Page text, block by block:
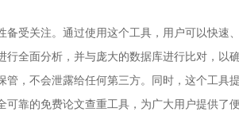
备受关注。通过使用这个工具，用户可以快
行全面分析，并与庞大的数据库进行比对，
管，不会泄露给任何第三方。同时，这个工
可靠的免费论文查重工具，为广大用户提供了